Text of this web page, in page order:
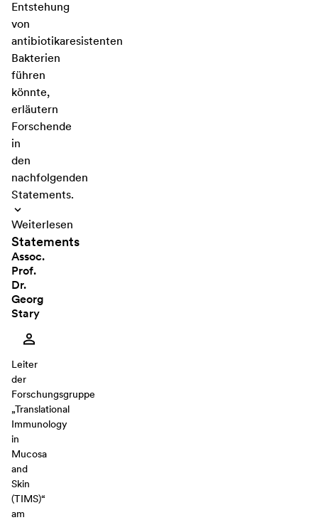
Entstehung
von
antibiotikaresistenten
Bakterien
führen
könnte,
erläutern
Forschende
in
den
nachfolgenden
Statements.
Weiterlesen
Statements
Assoc.
Prof.
Dr.
Georg
Stary
Leiter
der
Forschungsgruppe
„Translational
Immunology
in
Mucosa
and
Skin
(TIMS)“
am